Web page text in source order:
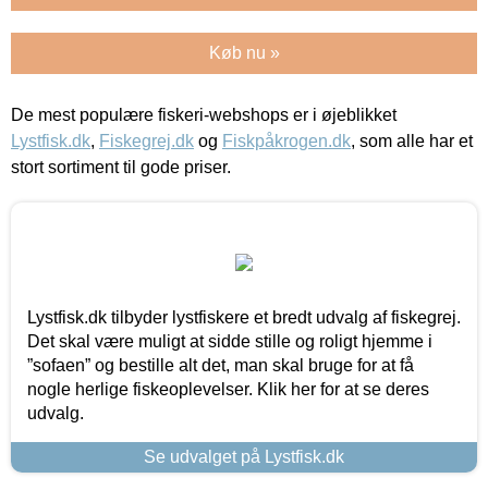
Køb nu »
De mest populære fiskeri-webshops er i øjeblikket
Lystfisk.dk, Fiskegrej.dk og Fiskpåkrogen.dk, som alle har et
stort sortiment til gode priser.
Lystfisk.dk tilbyder lystfiskere et bredt udvalg af fiskegrej.
Det skal være muligt at sidde stille og roligt hjemme i
”sofaen” og bestille alt det, man skal bruge for at få
nogle herlige fiskeoplevelser. Klik her for at se deres
udvalg.
Se udvalget på Lystfisk.dk